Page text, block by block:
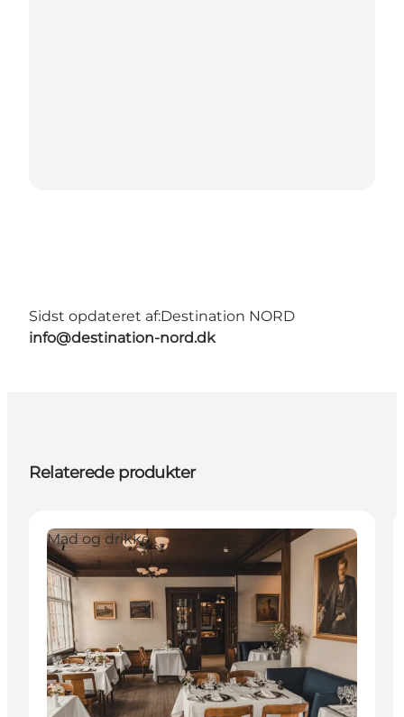
Sidst opdateret af:Destination NORD
info@destination-nord.dk
Relaterede produkter
Mad og drikke